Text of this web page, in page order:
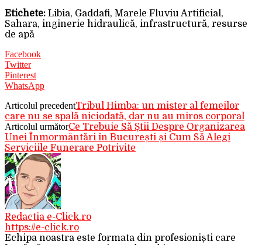
Etichete: Libia, Gaddafi, Marele Fluviu Artificial,
Sahara, inginerie hidraulică, infrastructură, resurse
de apă
Facebook
Twitter
Pinterest
WhatsApp
Articolul precedentTribul Himba: un mister al femeilor
care nu se spală niciodată, dar nu au miros corporal
Articolul următorCe Trebuie Să Știi Despre Organizarea
Unei Înmormântări în București și Cum Să Alegi
Serviciile Funerare Potrivite
Redactia e-Click.ro
https://e-click.ro
Echipa noastra este formata din profesioniști care